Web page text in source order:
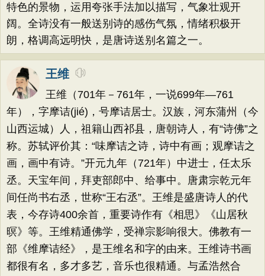
特色的景物，运用夸张手法加以描写，气象壮观开
阔。全诗没有一般送别诗的感伤气氛，情绪积极开
朗，格调高远明快，是唐诗送别名篇之一。
王维
王维（701年－761年，一说699年—761
年），字摩诘(jié)，号摩诘居士。汉族，河东蒲州（今
山西运城）人，祖籍山西祁县，唐朝诗人，有“诗佛”之
称。苏轼评价其：“味摩诘之诗，诗中有画；观摩诘之
画，画中有诗。”开元九年（721年）中进士，任太乐
丞。天宝年间，拜吏部郎中、给事中。唐肃宗乾元年
间任尚书右丞，世称“王右丞”。王维是盛唐诗人的代
表，今存诗400余首，重要诗作有《相思》《山居秋
暝》等。王维精通佛学，受禅宗影响很大。佛教有一
部《维摩诘经》，是王维名和字的由来。王维诗书画
都很有名，多才多艺，音乐也很精通。与孟浩然合